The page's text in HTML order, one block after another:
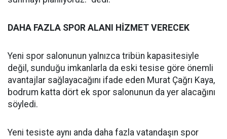
DAHA FAZLA SPOR ALANI HİZMET VERECEK
Yeni spor salonunun yalnızca tribün kapasitesiyle
değil, sunduğu imkanlarla da eski tesise göre önemli
avantajlar sağlayacağını ifade eden Murat Çağrı Kaya,
bodrum katta dört ek spor salonunun da yer alacağını
söyledi.
Yeni tesiste aynı anda daha fazla vatandaşın spor